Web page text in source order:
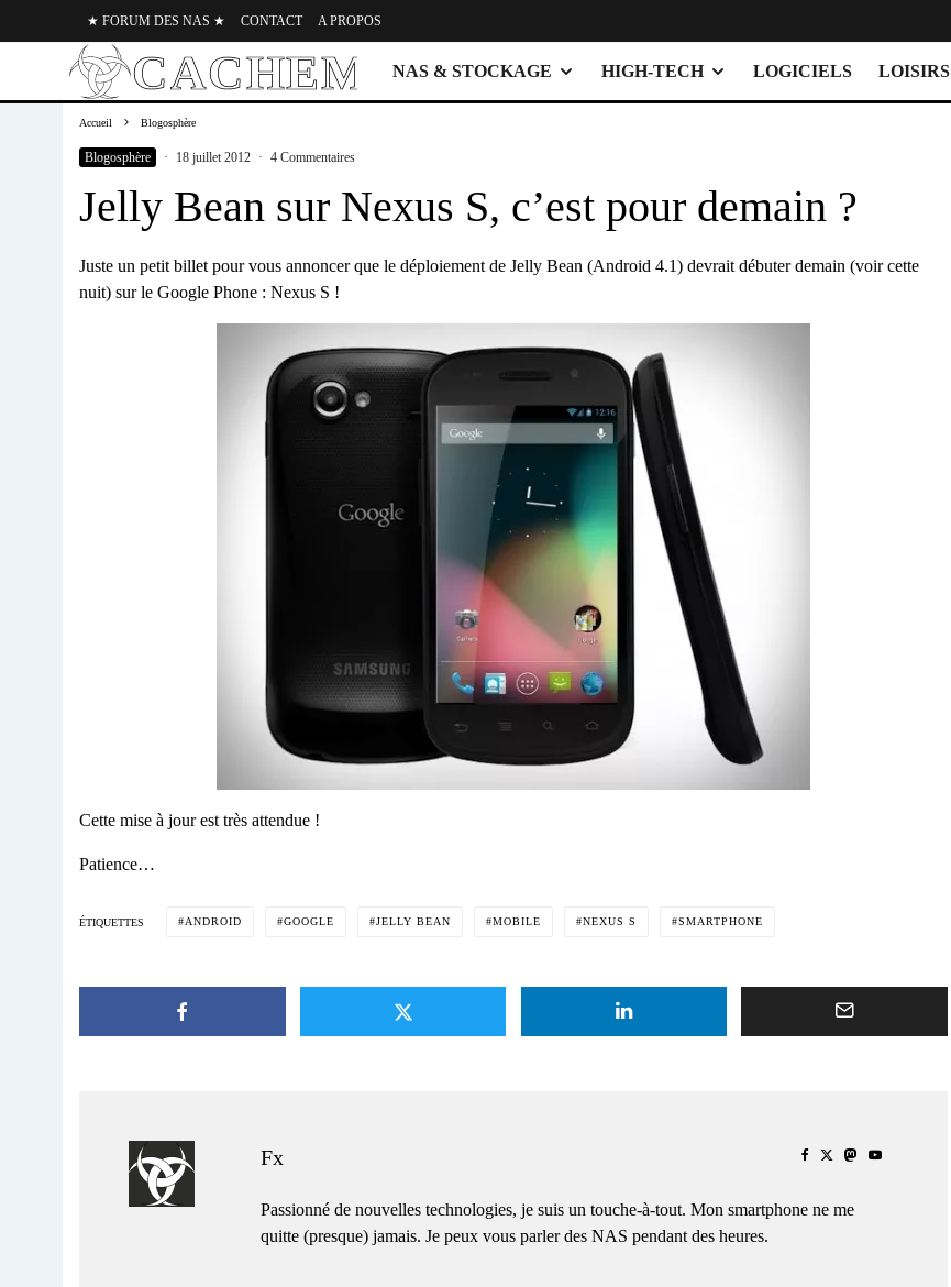
★ FORUM DES NAS ★ CONTACT A PROPOS
NAS & STOCKAGE HIGH-TECH LOGICIELS LOISIRS
Accueil Blogosphère
Blogosphère · 18 juillet 2012 · 4 Commentaires
Jelly Bean sur Nexus S, c’est pour demain ?
Juste un petit billet pour vous annoncer que le déploiement de Jelly Bean (Android 4.1) devrait débuter demain (voir cette
nuit) sur le Google Phone : Nexus S !
Cette mise à jour est très attendue !
Patience…
ÉTIQUETTES ANDROID GOOGLE JELLY BEAN MOBILE NEXUS S SMARTPHONE
Fx
Passionné de nouvelles technologies, je suis un touche-à-tout. Mon smartphone ne me
quitte (presque) jamais. Je peux vous parler des NAS pendant des heures.